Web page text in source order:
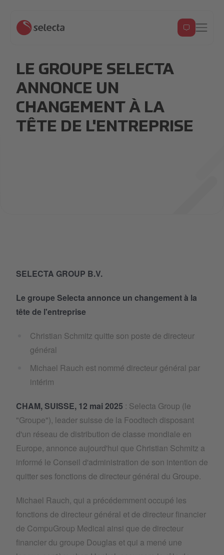
LE GROUPE SELECTA
ANNONCE UN
CHANGEMENT À LA
TÊTE DE L'ENTREPRISE
SELECTA GROUP B.V.
Le groupe Selecta annonce un changement à la
tête de l'entreprise
Christian Schmitz quitte son poste de directeur
général
Michael Rauch est nommé directeur général par
intérim
CHAM, SUISSE, 12 mai 2025 : Selecta Group (le
"Groupe"), leader suisse de la Foodtech disposant
d'un réseau de distribution de classe mondiale en
Europe, annonce aujourd'hui que Christian Schmitz a
informé le Conseil d'administration de son intention de
quitter ses fonctions de directeur général du Groupe.
Michael Rauch, qui a précédemment occupé les
fonctions de directeur général et de directeur financier
de CompuGroup Medical ainsi que de directeur
financier du groupe Douglas et qui a mené une